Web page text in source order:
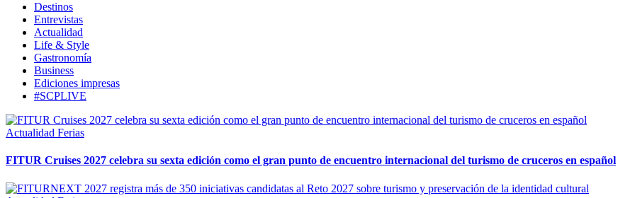
Destinos
Entrevistas
Actualidad
Life & Style
Gastronomía
Business
Ediciones impresas
#SCPLIVE
Actualidad Ferias
FITUR Cruises 2027 celebra su sexta edición como el gran punto de encuentro internacional del turismo de cruceros en español